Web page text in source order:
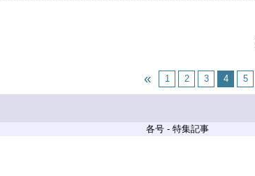
1 2 3 4 5
各号 - 特集記事